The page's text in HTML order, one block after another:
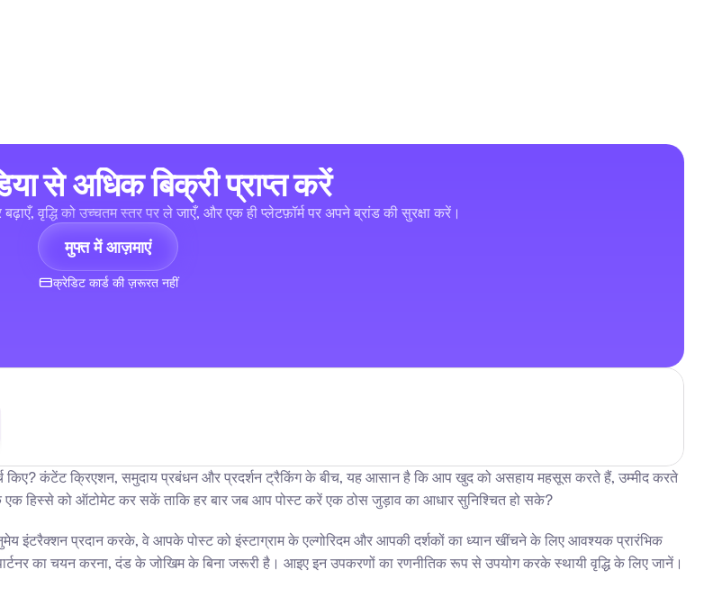
किए? कंटेंट क्रिएशन, समुदाय प्रबंधन और प्रदर्शन ट्रैकिंग के बीच, यह आसान है कि आप खुद को असहाय महसूस करते हैं, उम्मीद करते
एक हिस्से को ऑटोमेट कर सकें ताकि हर बार जब आप पोस्ट करें एक ठोस जुड़ाव का आधार सुनिश्चित हो सके?
इंटरैक्शन प्रदान करके, वे आपके पोस्ट को इंस्टाग्राम के एल्गोरिदम और आपकी दर्शकों का ध्यान खींचने के लिए आवश्यक प्रारंभिक
का चयन करना, दंड के जोखिम के बिना जरूरी है। आइए इन उपकरणों का रणनीतिक रूप से उपयोग करके स्थायी वृद्धि के लिए जानें।
से अधिक बिक्री प्राप्त करें
वृद्धि को उच्चतम स्तर पर ले जाएँ, और एक ही प्लेटफ़ॉर्म पर अपने ब्रांड की सुरक्षा करें।
मुफ्त में आज़माएं
क्रेडिट कार्ड की ज़रूरत नहीं